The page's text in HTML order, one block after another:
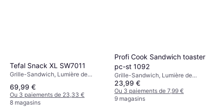
Tefal Snack XL SW7011
Grille-Sandwich, Lumière de
Antiadhésives, Plaque Amovible,
850 W Acier
69,99 €
Ou 3 paiements de 23,33 €
8 magasins
Profi Cook Sandwich toaster
pc-st 1092
Grille-Sandwich, Lumière de
Température, Plaques Revêtues
Antiadhésives, 900 W Acier
23,99 €
Ou 3 paiements de 7,99 €
9 magasins